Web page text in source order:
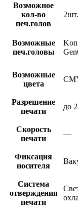
Возможное
кол-во
печ.голов
Возможные
печ.головы
Возможные
цвета
Разрешение
печати
до
Скорость
печати
—
Фиксация
носителя
Система
отверждения
печати